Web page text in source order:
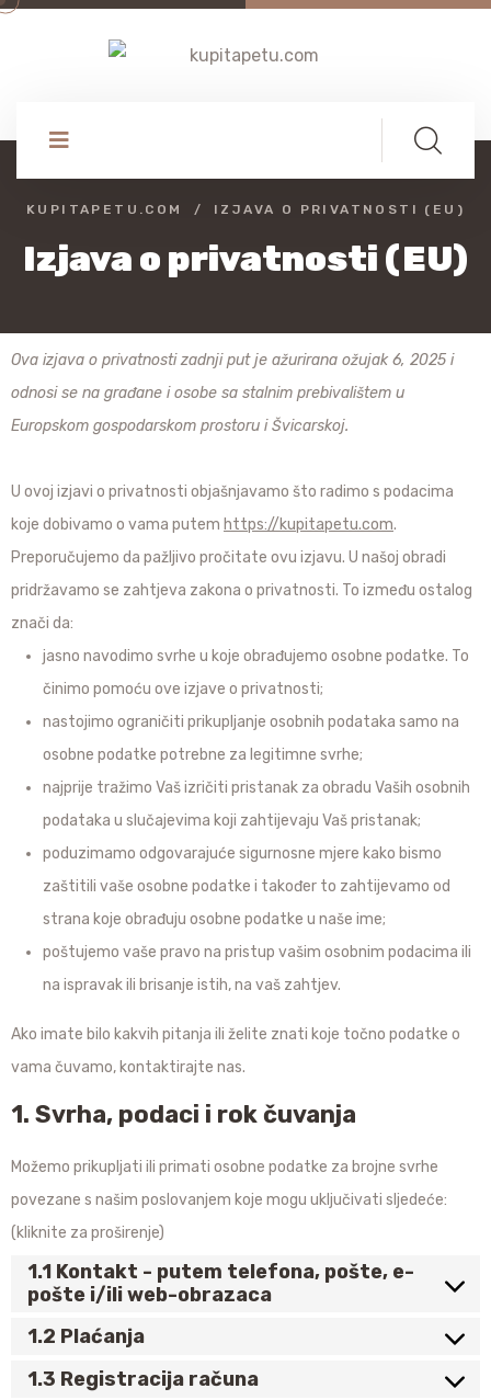
KUPITAPETU.COM IZJAVA O PRIVATNOSTI (EU)
Izjava o privatnosti (EU)
Ova izjava o privatnosti zadnji put je ažurirana ožujak 6, 2025 i
odnosi se na građane i osobe sa stalnim prebivalištem u
Europskom gospodarskom prostoru i Švicarskoj.
U ovoj izjavi o privatnosti objašnjavamo što radimo s podacima
koje dobivamo o vama putem https://kupitapetu.com.
Preporučujemo da pažljivo pročitate ovu izjavu. U našoj obradi
pridržavamo se zahtjeva zakona o privatnosti. To između ostalog
znači da:
jasno navodimo svrhe u koje obrađujemo osobne podatke. To
činimo pomoću ove izjave o privatnosti;
nastojimo ograničiti prikupljanje osobnih podataka samo na
osobne podatke potrebne za legitimne svrhe;
najprije tražimo Vaš izričiti pristanak za obradu Vaših osobnih
podataka u slučajevima koji zahtijevaju Vaš pristanak;
poduzimamo odgovarajuće sigurnosne mjere kako bismo
zaštitili vaše osobne podatke i također to zahtijevamo od
strana koje obrađuju osobne podatke u naše ime;
poštujemo vaše pravo na pristup vašim osobnim podacima ili
na ispravak ili brisanje istih, na vaš zahtjev.
Ako imate bilo kakvih pitanja ili želite znati koje točno podatke o
vama čuvamo, kontaktirajte nas.
1. Svrha, podaci i rok čuvanja
Možemo prikupljati ili primati osobne podatke za brojne svrhe
povezane s našim poslovanjem koje mogu uključivati sljedeće:
(kliknite za proširenje)
1.1 Kontakt - putem telefona, pošte, e-
pošte i/ili web-obrazaca
1.2 Plaćanja
1.3 Registracija računa